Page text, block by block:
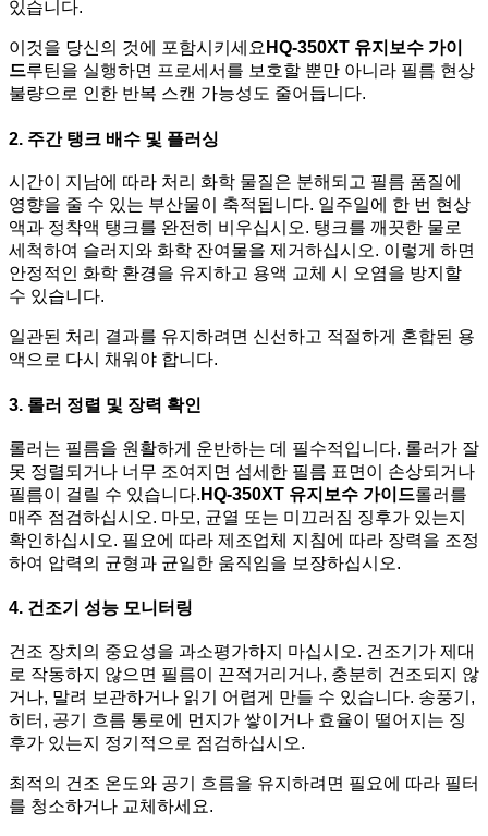
있습니다.
이것을 당신의 것에 포함시키세요 HQ-350XT 유지보수 가이
드루틴을 실행하면 프로세서를 보호할 뿐만 아니라 필름 현상
불량으로 인한 반복 스캔 가능성도 줄어듭니다.
2. 주간 탱크 배수 및 플러싱
시간이 지남에 따라 처리 화학 물질은 분해되고 필름 품질에
영향을 줄 수 있는 부산물이 축적됩니다. 일주일에 한 번 현상
액과 정착액 탱크를 완전히 비우십시오. 탱크를 깨끗한 물로
세척하여 슬러지와 화학 잔여물을 제거하십시오. 이렇게 하면
안정적인 화학 환경을 유지하고 용액 교체 시 오염을 방지할
수 있습니다.
일관된 처리 결과를 유지하려면 신선하고 적절하게 혼합된 용
액으로 다시 채워야 합니다.
3. 롤러 정렬 및 장력 확인
롤러는 필름을 원활하게 운반하는 데 필수적입니다. 롤러가 잘
못 정렬되거나 너무 조여지면 섬세한 필름 표면이 손상되거나
필름이 걸릴 수 있습니다. HQ-350XT 유지보수 가이드롤러를
매주 점검하십시오. 마모, 균열 또는 미끄러짐 징후가 있는지
확인하십시오. 필요에 따라 제조업체 지침에 따라 장력을 조정
하여 압력의 균형과 균일한 움직임을 보장하십시오.
4. 건조기 성능 모니터링
건조 장치의 중요성을 과소평가하지 마십시오. 건조기가 제대
로 작동하지 않으면 필름이 끈적거리거나, 충분히 건조되지 않
거나, 말려 보관하거나 읽기 어렵게 만들 수 있습니다. 송풍기,
히터, 공기 흐름 통로에 먼지가 쌓이거나 효율이 떨어지는 징
후가 있는지 정기적으로 점검하십시오.
최적의 건조 온도와 공기 흐름을 유지하려면 필요에 따라 필터
를 청소하거나 교체하세요.